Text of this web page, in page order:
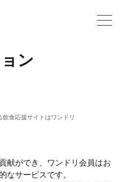
ン
飲食応援サイトはワンドリ
献ができ、ワンドリ会員はお
なサービスです。